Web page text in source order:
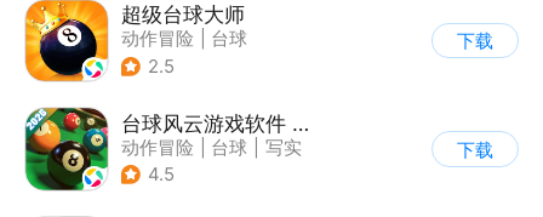
超级台球大师
动作冒险
台球
2.5
下载
台球风云游戏软件 V1.0.0
动作冒险 台球
写实
4.5
下载